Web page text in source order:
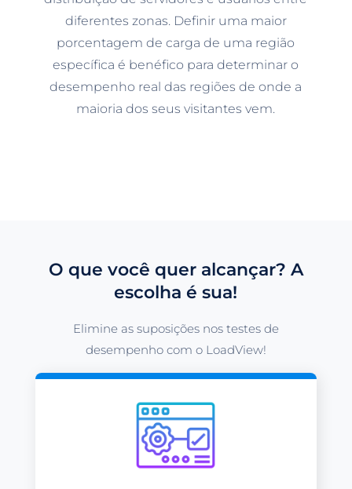
diferentes zonas. Definir uma maior
porcentagem de carga de uma região
específica é benéfico para determinar o
desempenho real das regiões de onde a
maioria dos seus visitantes vem.
O que você quer alcançar? A
escolha é sua!
Elimine as suposições nos testes de
desempenho com o LoadView!